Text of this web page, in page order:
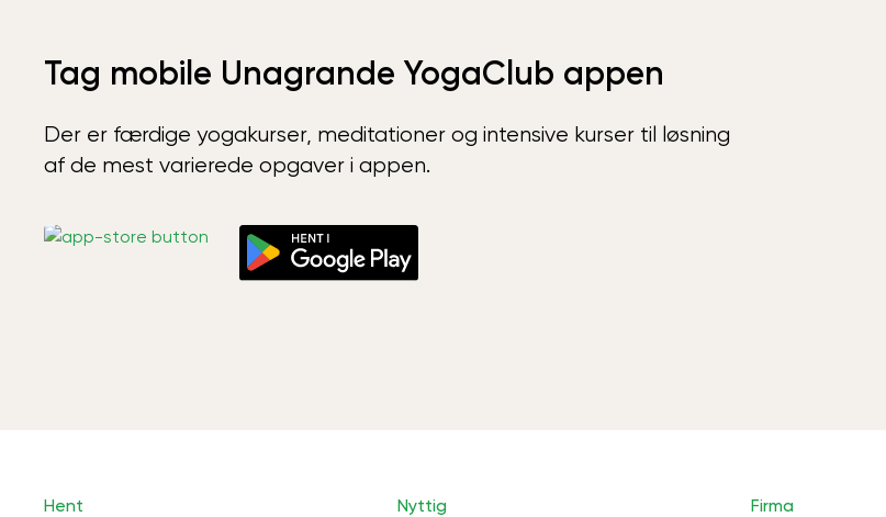
Tag mobile Unagrande YogaClub appen
Der er færdige yogakurser, meditationer og intensive kurser til løsning
af de mest varierede opgaver i appen.
Hent Nyttig Firma